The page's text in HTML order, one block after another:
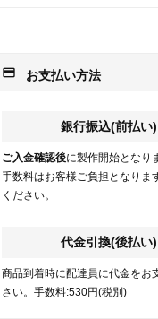
payment お支払い方法
銀行振込(前払い)
ご入金確認後に製作開始となり
手数料はお客様ご負担となりま
ください。
代金引換(後払い)
商品到着時に配達員に代金をお
さい。手数料:530円(税別)